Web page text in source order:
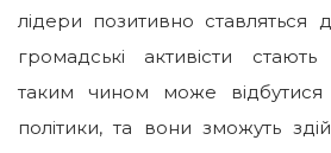
лідери позитивно ставляться
громадські активісти
таким чином може відбутися
політики, та вони зможуть